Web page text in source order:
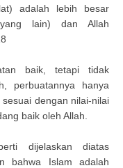
adalah lebih besar
yang lain) dan Allah
baik, tetapi tidak
perbuatannya hanya
dengan nilai-nilai
baik oleh Allah.
dijelaskan diatas
bahwa Islam adalah